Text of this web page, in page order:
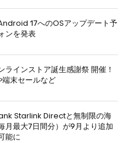
17へのOSアップデート予
ンを発表
ラインストア誕生感謝祭 開催！
末セールなど
Starlink Directと無制限の海
月最大7日間分）が9月より追加
能に